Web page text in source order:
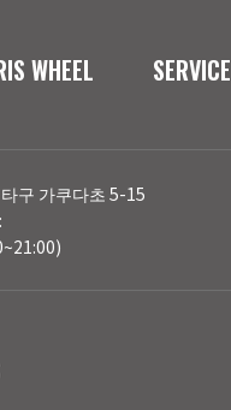
WHEEL SERVICE
구 가쿠다초 5-15